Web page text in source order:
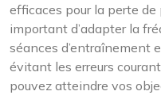
efficaces pour la perte
important d’adapter la
séances d’entraînement
évitant les erreurs
pouvez atteindre vos